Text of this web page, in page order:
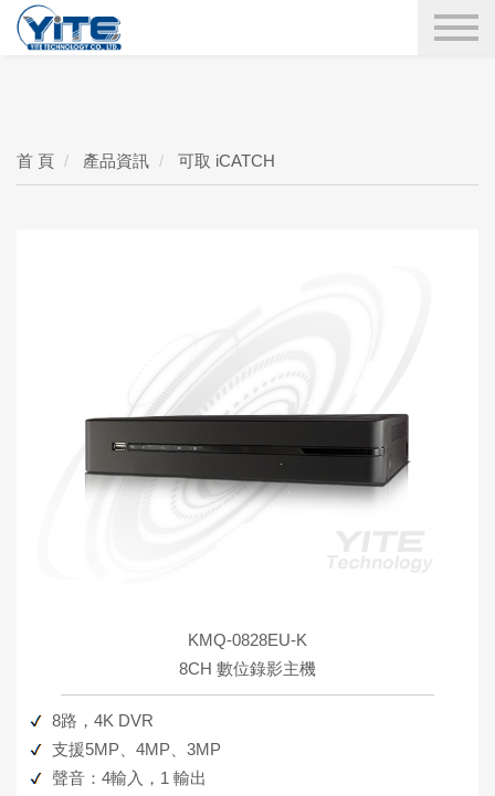
YITE Technology
首 頁 產品資訊 可取 iCATCH
KMQ-0828EU-K
8CH 數位錄影主機
8路，4K DVR
支援5MP、4MP、3MP
聲音：4輸入，1 輸出